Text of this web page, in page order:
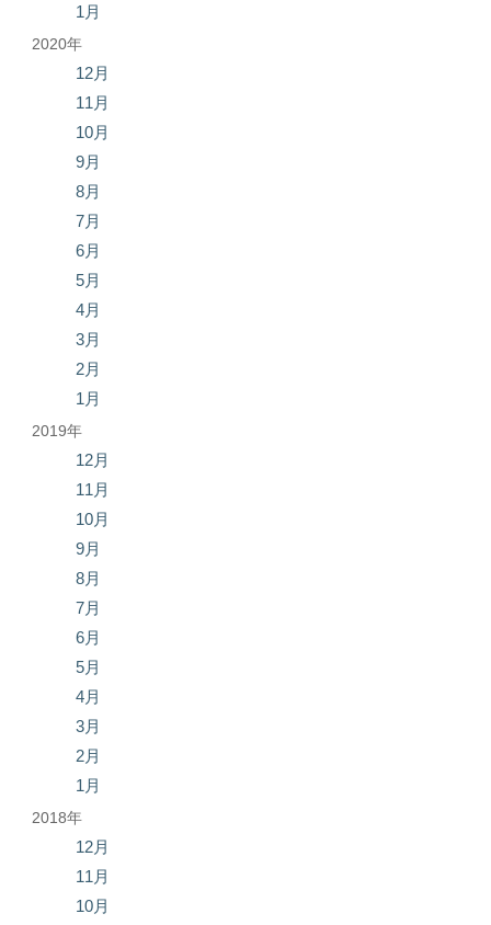
1月
2020年
12月
11月
10月
9月
8月
7月
6月
5月
4月
3月
2月
1月
2019年
12月
11月
10月
9月
8月
7月
6月
5月
4月
3月
2月
1月
2018年
12月
11月
10月